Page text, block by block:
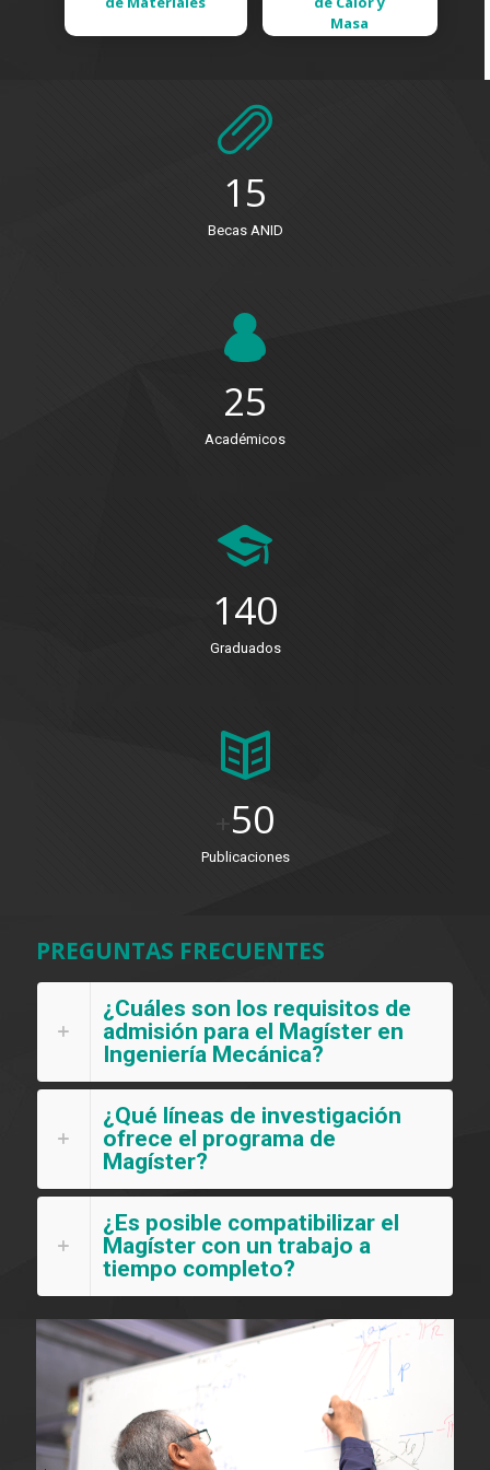
Masa
15
Becas ANID
25
Académicos
140
Graduados
+50
Publicaciones
PREGUNTAS FRECUENTES
¿Cuáles son los requisitos de
admisión para el Magíster en
Ingeniería Mecánica?
¿Qué líneas de investigación
ofrece el programa de
Magíster?
¿Es posible compatibilizar el
Magíster con un trabajo a
tiempo completo?